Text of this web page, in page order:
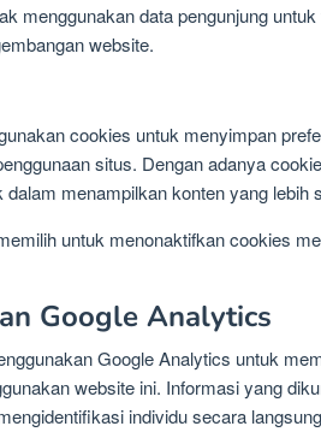
menggunakan data pengunjung
website.
cookies untuk menyimpan
situs. Dengan adanya
menampilkan konten yang lebih
untuk menonaktifkan cookies
Google Analytics
Google Analytics untuk
website ini. Informasi yang
individu secara